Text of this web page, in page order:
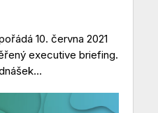
10. června 2021
executive briefing.